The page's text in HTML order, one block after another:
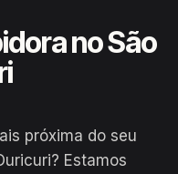
no São
próxima do seu
Estamos